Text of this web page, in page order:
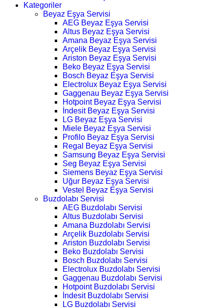
Kategoriler
Beyaz Eşya Servisi
AEG Beyaz Eşya Servisi
Altus Beyaz Eşya Servisi
Amana Beyaz Eşya Servisi
Arçelik Beyaz Eşya Servisi
Ariston Beyaz Eşya Servisi
Beko Beyaz Eşya Servisi
Bosch Beyaz Eşya Servisi
Electrolux Beyaz Eşya Servisi
Gaggenau Beyaz Eşya Servisi
Hotpoint Beyaz Eşya Servisi
İndesit Beyaz Eşya Servisi
LG Beyaz Eşya Servisi
Miele Beyaz Eşya Servisi
Profilo Beyaz Eşya Servisi
Regal Beyaz Eşya Servisi
Samsung Beyaz Eşya Servisi
Seg Beyaz Eşya Servisi
Siemens Beyaz Eşya Servisi
Uğur Beyaz Eşya Servisi
Vestel Beyaz Eşya Servisi
Buzdolabı Servisi
AEG Buzdolabı Servisi
Altus Buzdolabı Servisi
Amana Buzdolabı Servisi
Arçelik Buzdolabı Servisi
Ariston Buzdolabı Servisi
Beko Buzdolabı Servisi
Bosch Buzdolabı Servisi
Electrolux Buzdolabı Servisi
Gaggenau Buzdolabı Servisi
Hotpoint Buzdolabı Servisi
İndesit Buzdolabı Servisi
LG Buzdolabı Servisi